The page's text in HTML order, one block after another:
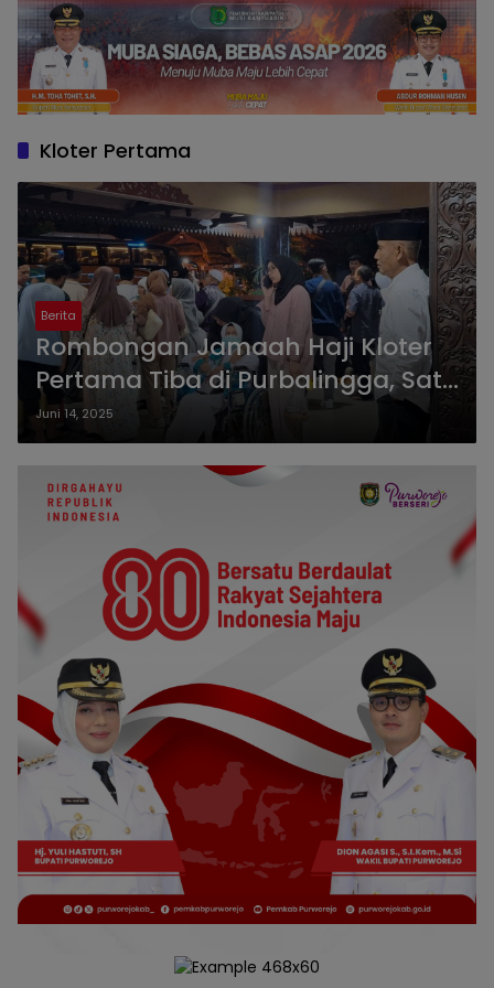
Kloter Pertama
Berita
Rombongan Jamaah Haji Kloter
Pertama Tiba di Purbalingga, Satu
Jamaah Masih Dirawat di Boyolali
Juni 14, 2025